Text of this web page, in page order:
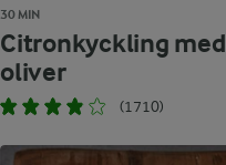
30 MIN
Citronkyckling med
oliver
(1710)